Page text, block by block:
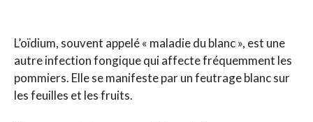
L’oïdium, souvent appelé « maladie du blanc », est une
autre infection fongique qui affecte fréquemment les
pommiers. Elle se manifeste par un feutrage blanc sur
les feuilles et les fruits.